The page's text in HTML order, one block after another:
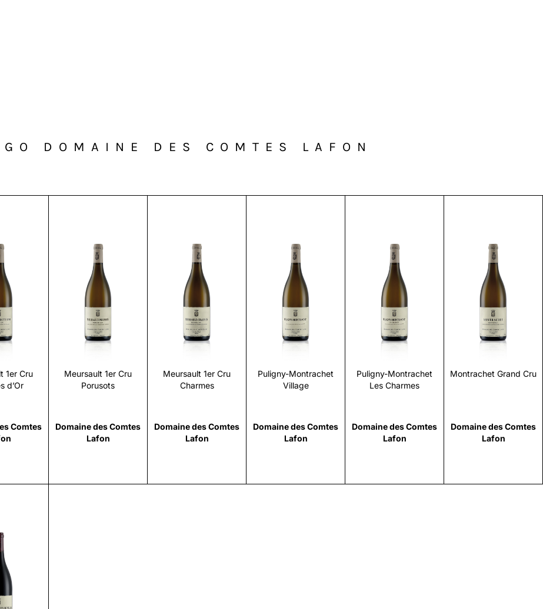
DOMAINE DES COMTES LAFON
1er Cru
d’Or
Comtes
Meursault 1er Cru
Porusots
Domaine des Comtes
Lafon
Scopri
Meursault 1er Cru
Charmes
Domaine des Comtes
Lafon
Scopri
Puligny-Montrachet
Village
Domaine des Comtes
Lafon
Scopri
Puligny-Montrachet
Les Charmes
Domaine des Comtes
Lafon
Scopri
Montrachet Grand Cru
Domaine des Comtes
Lafon
Scopri